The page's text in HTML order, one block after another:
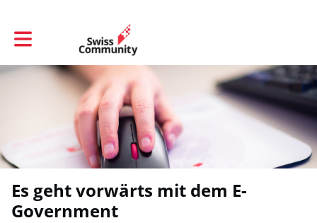
Toggle main navigation
Es geht vorwärts mit dem E-
Government